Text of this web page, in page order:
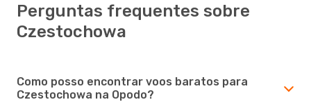
Perguntas frequentes sobre
Czestochowa
Como posso encontrar voos baratos para
Czestochowa na Opodo?